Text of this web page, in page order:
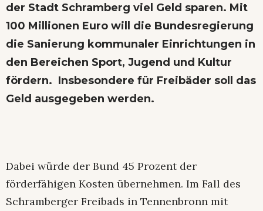
der Stadt Schramberg viel Geld sparen. Mit
100 Millionen Euro will die Bundesregierung
die Sanierung kommunaler Einrichtungen in
den Bereichen Sport, Jugend und Kultur
fördern. Insbesondere für Freibäder soll das
Geld ausgegeben werden.
Dabei würde der Bund 45 Prozent der
förderfähigen Kosten übernehmen. Im Fall des
Schramberger Freibads in Tennenbronn mit